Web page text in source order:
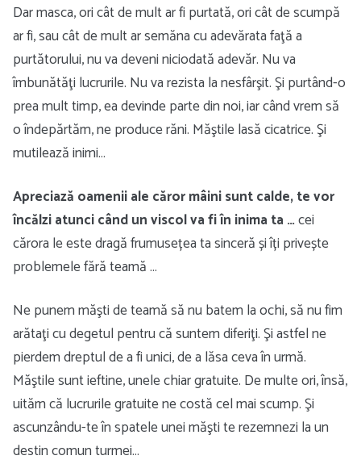
Dar masca, ori cât de mult ar fi purtată, ori cât de scumpă
ar fi, sau cât de mult ar semăna cu adevărata faţă a
purtătorului, nu va deveni niciodată adevăr. Nu va
îmbunătăţi lucrurile. Nu va rezista la nesfârşit. Şi purtând-o
prea mult timp, ea devinde parte din noi, iar când vrem să
o îndepărtăm, ne produce răni. Măştile lasă cicatrice. Şi
mutilează inimi…
Apreciază oamenii ale căror mâini sunt calde, te vor
încălzi atunci când un viscol va fi în inima ta …cei
cărora le este dragă frumusețea ta sinceră și îți privește
problemele fără teamă …
Ne punem măşti de teamă să nu batem la ochi, să nu fim
arătaţi cu degetul pentru că suntem diferiţi. Şi astfel ne
pierdem dreptul de a fi unici, de a lăsa ceva în urmă.
Măştile sunt ieftine, unele chiar gratuite. De multe ori, însă,
uităm că lucrurile gratuite ne costă cel mai scump. Şi
ascunzându-te în spatele unei măşti te rezemnezi la un
destin comun turmei…